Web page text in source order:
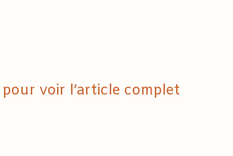
voir l’article complet